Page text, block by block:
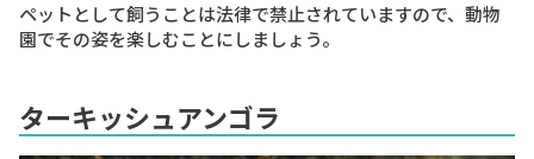
ペットとして飼うことは法律で禁止されていますので、動物
園でその姿を楽しむことにしましょう。
ターキッシュアンゴラ